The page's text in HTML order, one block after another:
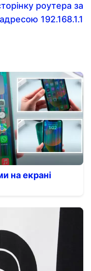
роутера за
адресою 192.168.1.1
на екрані